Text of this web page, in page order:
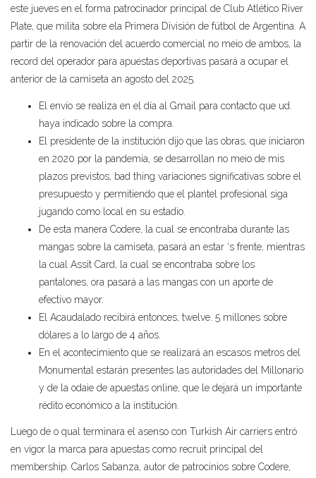
este jueves en el forma patrocinador principal de Club Atlético River
Plate, que milita sobre ela Primera División de fútbol de Argentina. A
partir de la renovación del acuerdo comercial no meio de ambos, la
record del operador para apuestas deportivas pasará a ocupar el
anterior de la camiseta an agosto del 2025.
El envío se realiza en el día al Gmail para contacto que ud.
haya indicado sobre la compra.
El presidente de la institución dijo que las obras, que iniciaron
en 2020 por la pandemia, se desarrollan no meio de mis
plazos previstos, bad thing variaciones significativas sobre el
presupuesto y permitiendo que el plantel profesional siga
jugando como local en su estadio.
De esta manera Codere, la cual se encontraba durante las
mangas sobre la camiseta, pasará an estar ‘s frente, mientras
la cual Assit Card, la cual se encontraba sobre los
pantalones, ora pasará a las mangas con un aporte de
efectivo mayor.
El Acaudalado recibirá entonces, twelve. 5 millones sobre
dólares a lo largo de 4 años.
En el acontecimiento que se realizará an escasos metros del
Monumental estarán presentes las autoridades del Millonario
y de la odaie de apuestas online, que le dejará un importante
rédito económico a la institución.
Luego de o qual terminara el asenso con Turkish Air carriers entró
en vigor la marca para apuestas como recruit principal del
membership. Carlos Sabanza, autor de patrocinios sobre Codere,